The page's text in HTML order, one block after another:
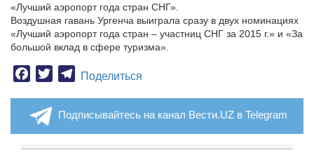
«Лучший аэропорт года стран СНГ».
Воздушная гавань Ургенча выиграла сразу в двух номинациях
«Лучший аэропорт года стран – участниц СНГ за 2015 г.» и «За
большой вклад в сфере туризма».
Facebook
TwitterTelegram
Поделиться
Подписывайтесь на канал Вести.UZ в Telegram